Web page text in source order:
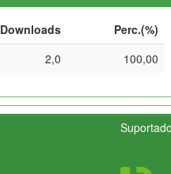
Downloads
Perc.(%)
2,0 100,00